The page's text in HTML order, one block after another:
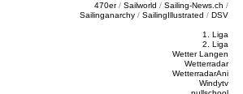
470er/ Sailworld / Sailing-News.ch /
Sailinganarchy / SailingIllustrated / DSV
1. Liga
2. Liga
Wetter Langen
Wetterradar
WetterradarAni
Windytv